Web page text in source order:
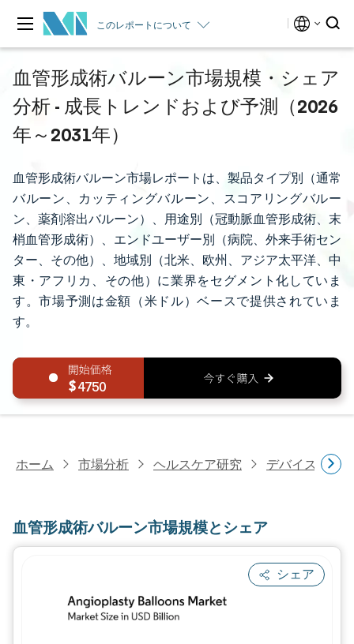
このレポートについて
血管形成術バルーン市場規模・シェア
分析 - 成長トレンドおよび予測（2026
年～2031年）
血管形成術バルーン市場レポートは、製品タイプ別（通常
バルーン、カッティングバルーン、スコアリングバルー
ン、薬剤溶出バルーン）、用途別（冠動脈血管形成術、末
梢血管形成術）、エンドユーザー別（病院、外来手術セン
ター、その他）、地域別（北米、欧州、アジア太平洋、中
東・アフリカ、その他）に業界をセグメント化していま
す。市場予測は金額（米ドル）ベースで提供されていま
す。
4750
ホーム 市場分析 ヘルスケア研究 デバイス・医
血管形成術バルーン市場規模とシェア
シェア